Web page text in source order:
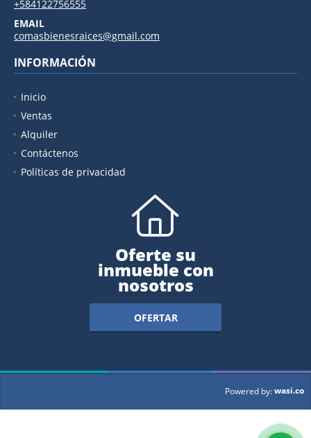
+584122756555
EMAIL
comasbienesraices@gmail.com
INFORMACIÓN
Inicio
Ventas
Alquiler
Contáctenos
Políticas de privacidad
Oferte su
inmueble con
nosotros
OFERTAR
Powered by:wasi.co